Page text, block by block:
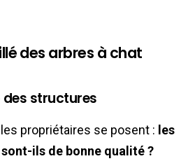
des arbres à chat
structures
propriétaires se posent : les
ils de bonne qualité ?